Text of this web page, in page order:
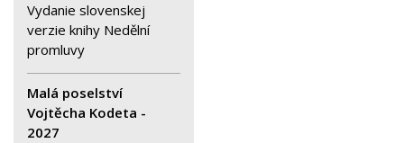
Vydanie slovenskej
verzie knihy Nedělní
promluvy
Malá poselství
Vojtěcha Kodeta -
2027